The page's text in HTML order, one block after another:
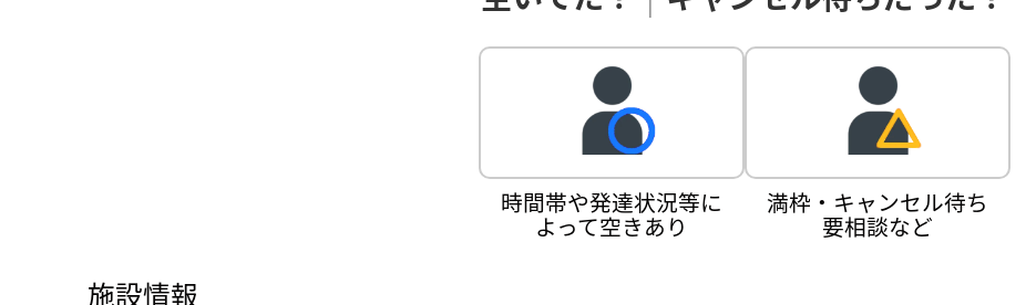
時間帯や発達状況等に
よって空きあり
満枠・キャンセル待ち
要相談など
施設情報